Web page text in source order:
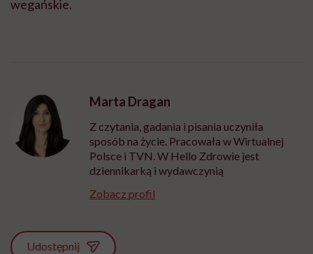
wegańskie.
Marta Dragan
Z czytania, gadania i pisania uczyniła
sposób na życie. Pracowała w Wirtualnej
Polsce i TVN. W Hello Zdrowie jest
dziennikarką i wydawczynią
Zobacz profil
Udostępnij